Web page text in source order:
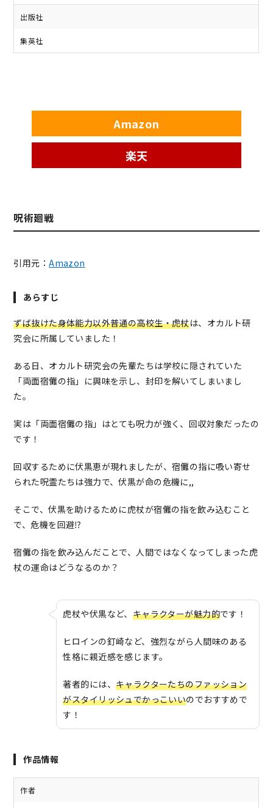
出版社
集英社
Amazon
楽天
呪術廻戦
引用元：Amazon
あらすじ
ずば抜けた身体能力以外普通の高校生・虎杖は、オカルト研
究会に所属していました！
ある日、オカルト研究会の先輩たちは学校に隠されていた
「両面宿儺の指」に興味を示し、封印を解いてしまいまし
た。
実は「両面宿儺の指」はとても呪力が強く、回収対象だったの
です！
回収するために伏黒恵が現れましたが、宿儺の指に吸い寄せ
られた呪霊たちは強力で、伏黒が命の危機に,,
そこで、伏黒を助けるために虎杖が宿儺の指を飲み込むこと
で、危機を回避⁉
宿儺の指を飲み込んだことで、人間ではなくなってしまった虎
杖の運命はどうなるのか？
虎杖や伏黒など、 キャラクターが魅力的です！
ヒロインの釘崎など、強烈ながら人間味のある
性格に親近感を感じます。
著者的には、 キャラクターたちのファッション
がスタイリッシュでかっこいいのでおすすめで
す！
作品情報
作者